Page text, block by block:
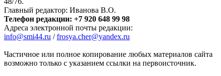
Главный редактор: Иванова В.О.
Телефон редакции: +7 920 648 99 98
Адреса электронной почты редакции:
info@smi44.ru /frosya.cher@yandex.ru
Частичное или полное копирование любых материалов сайта
возможно только с указанием ссылки на первоисточник.